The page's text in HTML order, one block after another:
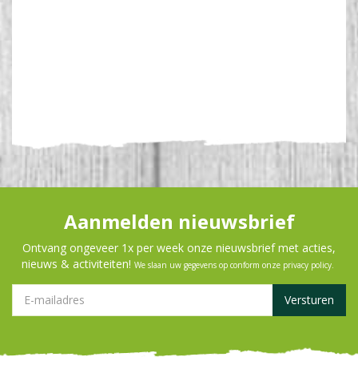
Aanmelden nieuwsbrief
Ontvang ongeveer 1x per week onze nieuwsbrief met acties,
nieuws & activiteiten! We slaan uw gegevens op conform onze privacy policy.